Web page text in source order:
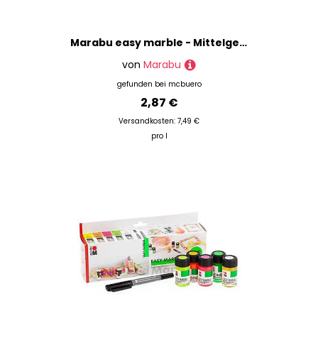
Marabu easy marble - Mittelgelb 021 15 ml.
von Marabu
gefunden bei mcbuero
2,87 €
Versandkosten: 7,49 €
pro l